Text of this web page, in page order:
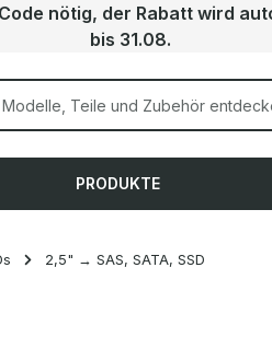
nötig, der Rabatt wird
bis 31.08.
PRODUKTE
2,5" → SAS, SATA, SSD